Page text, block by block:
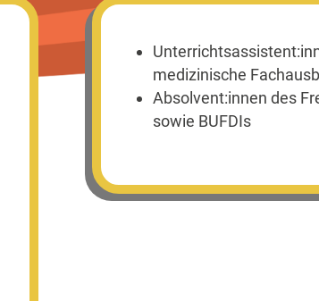
medizinische
Absolvent:innen des
sowie BUFDIs